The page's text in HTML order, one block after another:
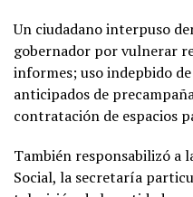
Un ciudadano interpuso
gobernador por vulnerar
informes; uso indepbido
anticipados de
contratación de espacios
También responsabilizó a
Social, la secretaría